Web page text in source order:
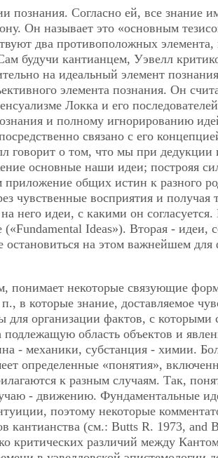
познания. Согласно ей, все знание
Он называет это «основным
два противоположных
будучи кантианцем, Уэвелл
на идеальный элемент
элемента познания. Он
Локка и его
и полному игнорированию
связано с его
говорит о том, что мы при дедукции
основные наши идеи; построяя
общих истин к разного
чувственные восприятия и получая
него идеи, с какими он
Ideas»). Вторая - идеи,
на этом важнейшем
понимает некоторые связующие
в которые знание, доставляемое
для организации фактов, с которыми
область объектов и
- механики, субстанция - химии.
определенные «понятия»,
к разным случаям. Так,
- движению. Фундаментальные
поэтому некоторые
кантианства (см.: Butts R. 1973, and
критических различий между